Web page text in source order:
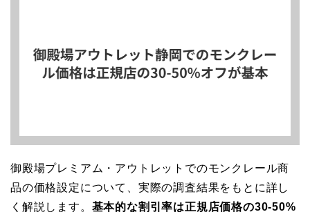
御殿場プレミアム・アウトレットでのモンクレール商
品の価格設定について、実際の調査結果をもとに詳し
く解説します。 基本的な割引率は正規店価格の30-50%